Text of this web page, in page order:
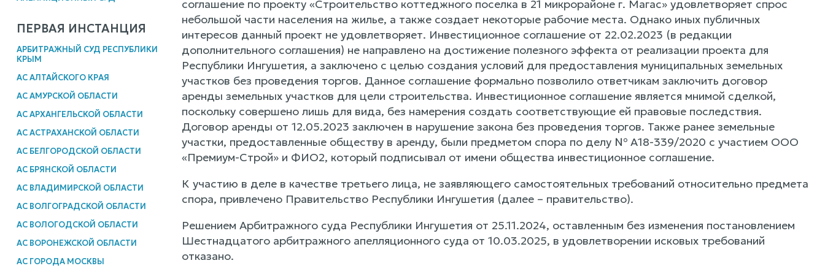
ПЕРВАЯ ИНСТАНЦИЯ
АРБИТРАЖНЫЙ СУД РЕСПУБЛИКИ
КРЫМ
АС АЛТАЙСКОГО КРАЯ
АС АМУРСКОЙ ОБЛАСТИ
АС АРХАНГЕЛЬСКОЙ ОБЛАСТИ
АС АСТРАХАНСКОЙ ОБЛАСТИ
АС БЕЛГОРОДСКОЙ ОБЛАСТИ
АС БРЯНСКОЙ ОБЛАСТИ
АС ВЛАДИМИРСКОЙ ОБЛАСТИ
АС ВОЛГОГРАДСКОЙ ОБЛАСТИ
АС ВОЛОГОДСКОЙ ОБЛАСТИ
АС ВОРОНЕЖСКОЙ ОБЛАСТИ
АС ГОРОДА МОСКВЫ
соглашение по проекту «Строительство коттеджного поселка в 21 микрорайоне г. Магас» удовлетворяет спрос
небольшой части населения на жилье, а также создает некоторые рабочие места. Однако иных публичных
интересов данный проект не удовлетворяет. Инвестиционное соглашение от 22.02.2023 (в редакции
дополнительного соглашения) не направлено на достижение полезного эффекта от реализации проекта для
Республики Ингушетия, а заключено с целью создания условий для предоставления муниципальных земельных
участков без проведения торгов. Данное соглашение формально позволило ответчикам заключить договор
аренды земельных участков для цели строительства. Инвестиционное соглашение является мнимой сделкой,
поскольку совершено лишь для вида, без намерения создать соответствующие ей правовые последствия.
Договор аренды от 12.05.2023 заключен в нарушение закона без проведения торгов. Также ранее земельные
участки, предоставленные обществу в аренду, были предметом спора по делу № А18-339/2020 с участием ООО
«Премиум-Строй» и ФИО2, который подписывал от имени общества инвестиционное соглашение.
К участию в деле в качестве третьего лица, не заявляющего самостоятельных требований относительно предмета
спора, привлечено Правительство Республики Ингушетия (далее – правительство).
Решением Арбитражного суда Республики Ингушетия от 25.11.2024, оставленным без изменения постановлением
Шестнадцатого арбитражного апелляционного суда от 10.03.2025, в удовлетворении исковых требований
отказано.